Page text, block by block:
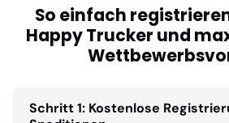
So einfach
Happy Trucker und
Schritt 1: Kostenlose